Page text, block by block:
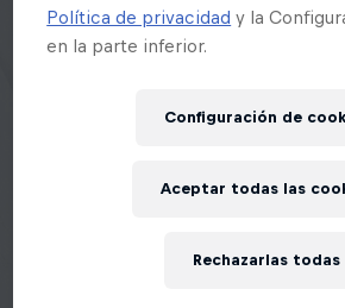
Política de privacidad y la
en la parte inferior.
Configuración de
Rechazarlas todas
Aceptar todas las